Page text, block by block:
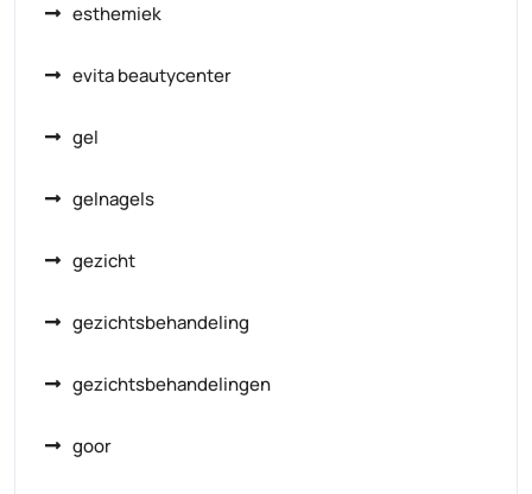
esthemiek
evita beautycenter
gel
gelnagels
gezicht
gezichtsbehandeling
gezichtsbehandelingen
goor